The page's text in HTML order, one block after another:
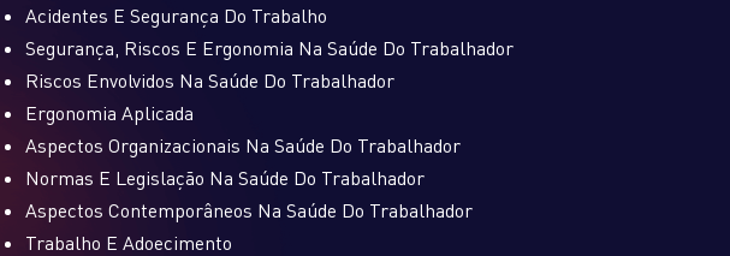
Acidentes E Segurança Do Trabalho
Segurança, Riscos E Ergonomia Na Saúde Do Trabalhador
Riscos Envolvidos Na Saúde Do Trabalhador
Ergonomia Aplicada
Aspectos Organizacionais Na Saúde Do Trabalhador
Normas E Legislação Na Saúde Do Trabalhador
Aspectos Contemporâneos Na Saúde Do Trabalhador
Trabalho E Adoecimento